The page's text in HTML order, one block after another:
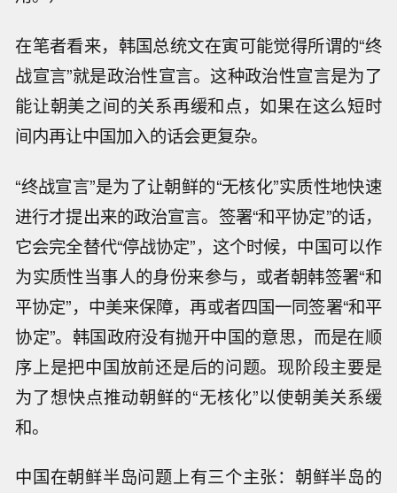
在笔者看来，韩国总统文在寅可能觉得所谓的“终
战宣言”就是政治性宣言。这种政治性宣言是为了
能让朝美之间的关系再缓和点，如果在这么短时
间内再让中国加入的话会更复杂。
“终战宣言”是为了让朝鲜的“无核化”实质性地快速
进行才提出来的政治宣言。签署“和平协定”的话，
它会完全替代“停战协定”，这个时候，中国可以作
为实质性当事人的身份来参与，或者朝韩签署“和
平协定”，中美来保障，再或者四国一同签署“和平
协定”。韩国政府没有抛开中国的意思，而是在顺
序上是把中国放前还是后的问题。现阶段主要是
为了想快点推动朝鲜的“无核化”以使朝美关系缓
和。
中国在朝鲜半岛问题上有三个主张：朝鲜半岛的